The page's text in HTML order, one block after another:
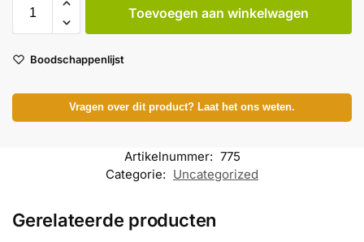
Toevoegen aan winkelwagen
Boodschappenlijst
Vragen over dit product? Laat het ons weten.
Artikelnummer: 775
Categorie: Uncategorized
Gerelateerde producten